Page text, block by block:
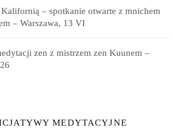
– spotkanie otwarte z mnichem
– Warszawa, 13 VI
zen z mistrzem zen Kuunem –
MEDYTACYJNE